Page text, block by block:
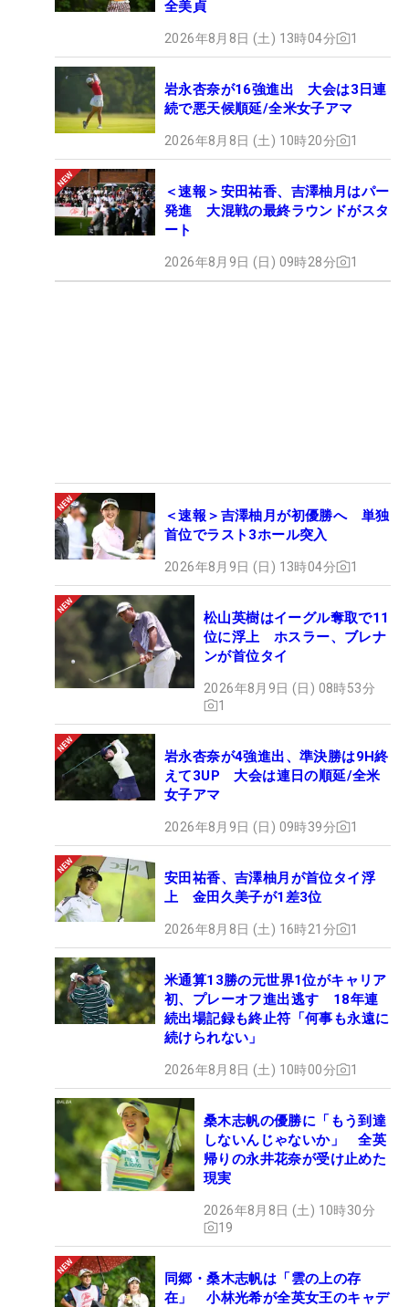
全美貞
2026年8月8日 (土) 13時04分 1
岩永杏奈が16強進出 大会は3日連
続で悪天候順延/全米女子アマ
2026年8月8日 (土) 10時20分 1
＜速報＞安田祐香、吉澤柚月はパー
発進 大混戦の最終ラウンドがスタ
ート
2026年8月9日 (日) 09時28分 1
＜速報＞吉澤柚月が初優勝へ 単独
首位でラスト3ホール突入
2026年8月9日 (日) 13時04分 1
松山英樹はイーグル奪取で11
位に浮上 ホスラー、ブレナ
ンが首位タイ
2026年8月9日 (日) 08時53分
1
岩永杏奈が4強進出、準決勝は9H終
えて3UP 大会は連日の順延/全米
女子アマ
2026年8月9日 (日) 09時39分 1
安田祐香、吉澤柚月が首位タイ浮
上 金田久美子が1差3位
2026年8月8日 (土) 16時21分 1
米通算13勝の元世界1位がキャリア
初、プレーオフ進出逃す 18年連
続出場記録も終止符「何事も永遠に
続けられない」
2026年8月8日 (土) 10時00分 1
桑木志帆の優勝に「もう到達
しないんじゃないか」 全英
帰りの永井花奈が受け止めた
現実
2026年8月8日 (土) 10時30分
19
同郷・桑木志帆は「雲の上の存
在」 小林光希が全英女王のキャデ